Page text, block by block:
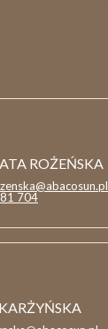
ROŻEŃSKA
704